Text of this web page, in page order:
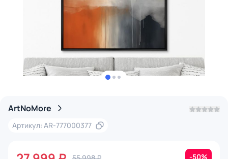
ArtNoMore
Артикул: AR-777000377
-50%